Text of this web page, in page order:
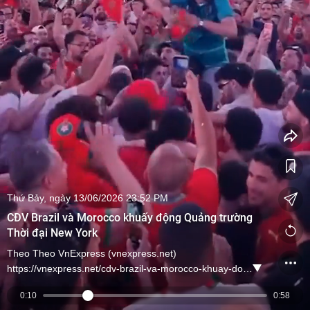
Thứ Bảy, ngày 13/06/2026 23:52 PM
CĐV Brazil và Morocco khuấy động Quảng trường
Thời đại New York
Theo Theo VnExpress (vnexpress.net)
0:10 0:58